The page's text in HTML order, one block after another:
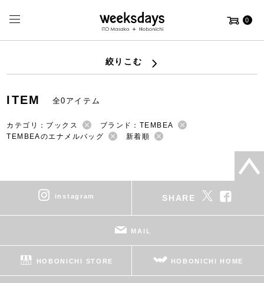
0
絞りこむ
ITEM 全0アイテム
カテゴリ：ブックス
ブランド：TEMBEA
TEMBEAのエナメルバッグ
新着順
instagram SHARE
MAIL
HOBONICHI STORE HOBONICHI HOME